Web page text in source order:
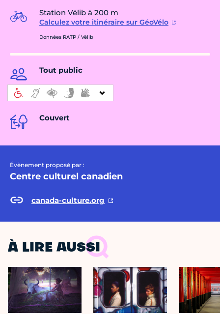
Station Vélib à 200 m
Calculez votre itinéraire sur GéoVélo
Données RATP / Vélib
Tout public
Couvert
Évènement proposé par :
Centre culturel canadien
canada-culture.org
À LIRE AUSSI